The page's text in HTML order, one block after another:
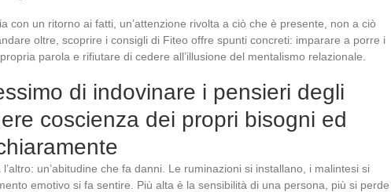
con un ritorno ai fatti, un’attenzione rivolta a ciò che è presente, non a ciò
oltre, scoprire i consigli di Fiteo offre spunti concreti: imparare a porre i
parola e rifiutare di cedere all’illusione del mentalismo relazionale.
di indovinare i pensieri degli
coscienza dei propri bisogni ed
un’abitudine che fa danni. Le ruminazioni si installano, i malintesi si
emotivo si fa sentire. Più alta è la sensibilità di una persona, più si perde